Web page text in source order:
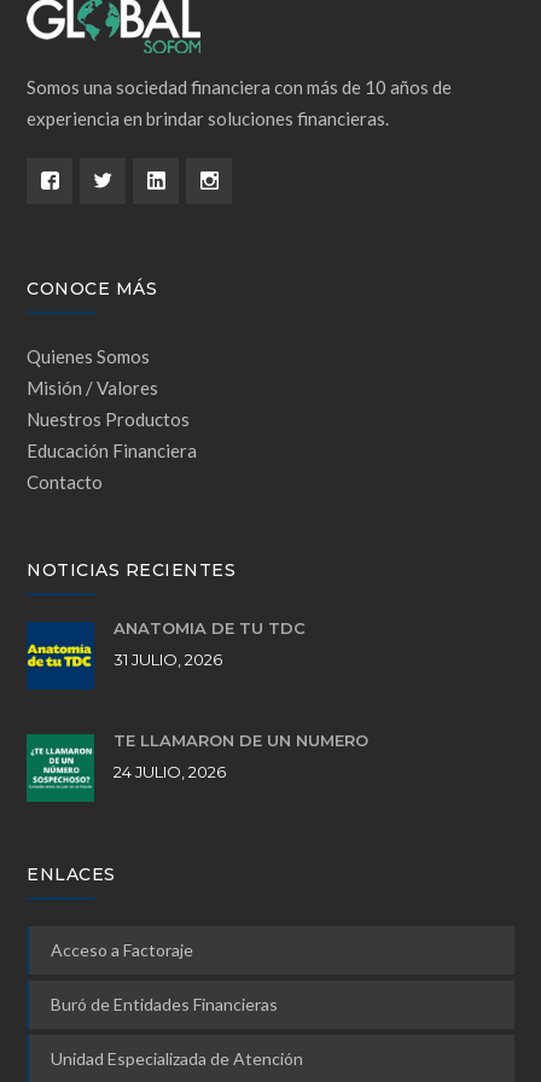
Somos una sociedad financiera con más de 10 años de
experiencia en brindar soluciones financieras.
CONOCE MÁS
Quienes Somos
Misión / Valores
Nuestros Productos
Educación Financiera
Contacto
NOTICIAS RECIENTES
ANATOMÍA DE TU TDC
31 JULIO, 2026
TE LLAMARON DE UN NÚMERO
24 JULIO, 2026
ENLACES
Acceso a Factoraje
Buró de Entidades Financieras
Unidad Especializada de Atención